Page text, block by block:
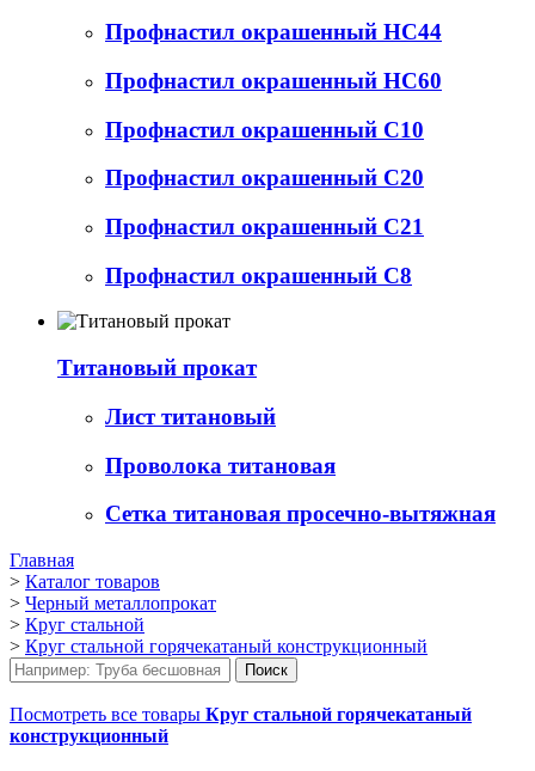
Профнастил окрашенный НС44
Профнастил окрашенный НС60
Профнастил окрашенный С10
Профнастил окрашенный С20
Профнастил окрашенный С21
Профнастил окрашенный С8
Титановый прокат
Лист титановый
Проволока титановая
Сетка титановая просечно-вытяжная
Главная
> Каталог товаров
> Черный металлопрокат
> Круг стальной
> Круг стальной горячекатаный конструкционный
Посмотреть все товары Круг стальной горячекатаный
конструкционный